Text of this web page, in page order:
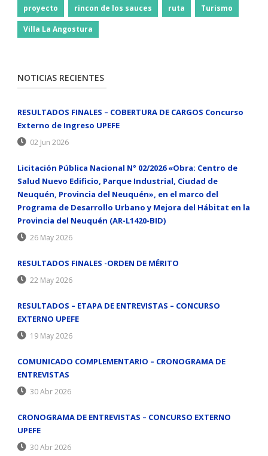
proyecto rincon de los sauces ruta Turismo
Villa La Angostura
NOTICIAS RECIENTES
RESULTADOS FINALES – COBERTURA DE CARGOS Concurso
Externo de Ingreso UPEFE
02 Jun 2026
Licitación Pública Nacional N° 02/2026 «Obra: Centro de
Salud Nuevo Edificio, Parque Industrial, Ciudad de
Neuquén, Provincia del Neuquén», en el marco del
Programa de Desarrollo Urbano y Mejora del Hábitat en la
Provincia del Neuquén (AR-L1420-BID)
26 May 2026
RESULTADOS FINALES -ORDEN DE MÉRITO
22 May 2026
RESULTADOS – ETAPA DE ENTREVISTAS – CONCURSO
EXTERNO UPEFE
19 May 2026
COMUNICADO COMPLEMENTARIO – CRONOGRAMA DE
ENTREVISTAS
30 Abr 2026
CRONOGRAMA DE ENTREVISTAS – CONCURSO EXTERNO
UPEFE
30 Abr 2026